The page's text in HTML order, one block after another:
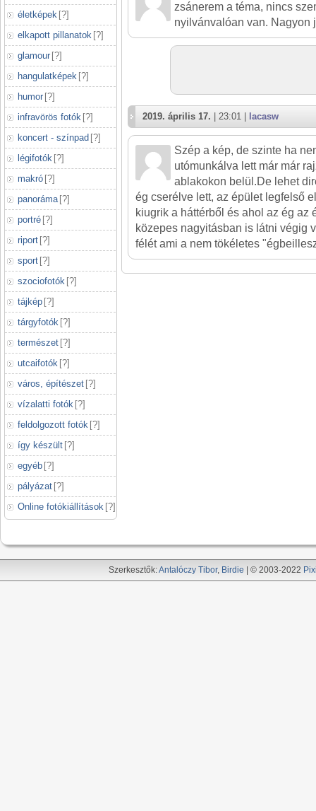
életképek [?]
elkapott pillanatok [?]
glamour [?]
hangulatképek [?]
humor [?]
infravörös fotók [?]
koncert - színpad [?]
légifotók [?]
makró [?]
panoráma [?]
portré [?]
riport [?]
sport [?]
szociofotók [?]
tájkép [?]
tárgyfotók [?]
természet [?]
utcaifotók [?]
város, építészet [?]
vízalatti fotók [?]
feldolgozott fotók [?]
így készült [?]
egyéb [?]
pályázat [?]
Online fotókiállítások [?]
zsánerem a téma, nincs
nyilvánvalóan van. Nagyon
2019. április 17. | 23:01 | lacasw
Szép a kép, de szinte ha
utómunkálva lett már már
ablakokon belül.De lehet
ég cserélve lett, az épület legfelső
kiugrik a háttérből és ahol az ég az
közepes nagyitásban is látni végig
félét ami a nem tökéletes
Szerkesztők:Antalóczy Tibor, Birdie | © 2003-2022